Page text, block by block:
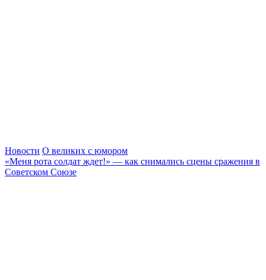
Новости О великих с юмором
«Меня рота солдат ждет!» — как снимались сцены сражения в
Советском Союзе